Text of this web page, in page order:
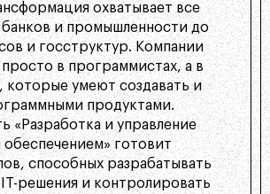
охватывает все
и промышленности до
и госструктур. Компании
в программистах, а в
которые умеют создавать и
продуктами.
«Разработка и управление
готовит
способных разрабатывать
решения и контролировать